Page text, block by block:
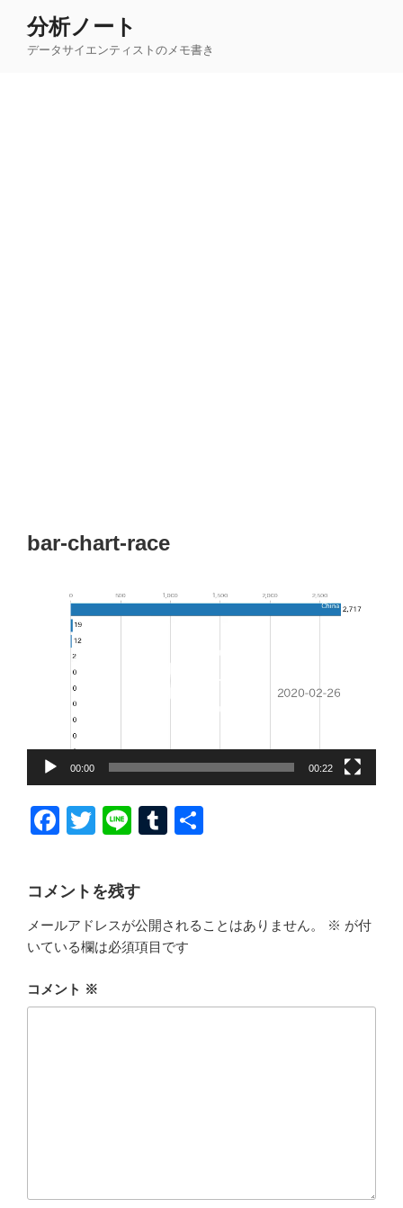
分析ノート
データサイエンティストのメモ書き
bar-chart-race
00:00 00:22
F
c
e
b
o
o
T
tt
er
Li
e
T
r
コメントを残す
メールアドレスが公開されることはありません。 ※ が付
いている欄は必須項目です
コメント ※